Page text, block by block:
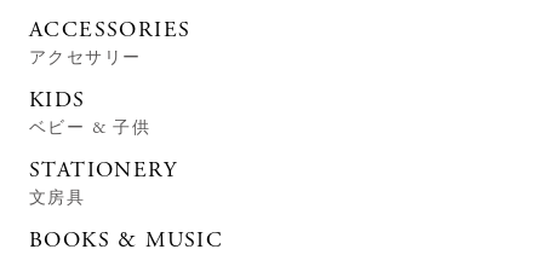
ACCESSORIES
アクセサリー
KIDS
ベビー & 子供
STATIONERY
文房具
BOOKS & MUSIC